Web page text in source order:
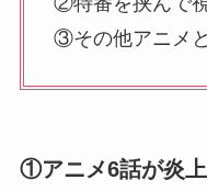
③その他アニメ
①アニメ6話が炎